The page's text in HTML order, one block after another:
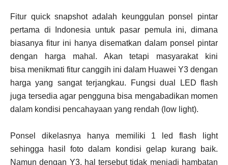
Fitur quick snapshot adalah keunggulan ponsel pintar
pertama di Indonesia untuk pasar pemula ini, dimana
biasanya fitur ini hanya disematkan dalam ponsel pintar
dengan harga mahal. Akan tetapi masyarakat kini
bisa menikmati fitur canggih ini dalam Huawei Y3 dengan
harga yang sangat terjangkau. Fungsi dual LED flash
juga tersedia agar pengguna bisa mengabadikan momen
dalam kondisi pencahayaan yang rendah (low light).
Ponsel dikelasnya hanya memiliki 1 led flash light
sehingga hasil foto dalam kondisi gelap kurang baik.
Namun dengan Y3, hal tersebut tidak menjadi hambatan